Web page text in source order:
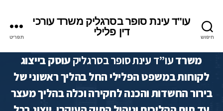
חיפוש
עו"ד עינת סופר בסרגליק משרד עורכי
דין פלילי
תפריט
משרדעו”ד עינת סופר בסרגליק עוסק בייצוג
לקוחות במשפט הפלילי החל בהליך ראשוני של
בירור החשדות והכנה לחקירה וכלה בהליך מעצר